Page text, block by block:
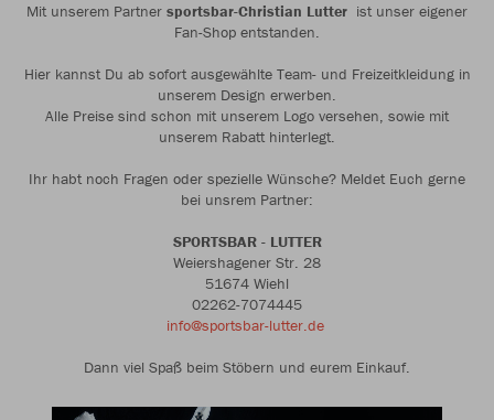
Mit unserem Partner sportsbar-Christian Lutter ist unser eigener
Fan-Shop entstanden.
Hier kannst Du ab sofort ausgewählte Team- und Freizeitkleidung in
unserem Design erwerben.
Alle Preise sind schon mit unserem Logo versehen, sowie mit
unserem Rabatt hinterlegt.
Ihr habt noch Fragen oder spezielle Wünsche? Meldet Euch gerne
bei unsrem Partner:
SPORTSBAR - LUTTER
Weiershagener Str. 28
51674 Wiehl
02262-7074445
info@sportsbar-lutter.de
Dann viel Spaß beim Stöbern und eurem Einkauf.